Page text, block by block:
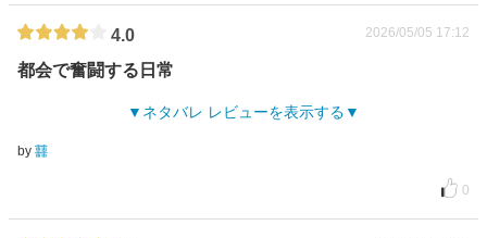
4.0 2026/05/05 17:12
都会で奮闘する日常
ネタバレ レビューを表示する
by 䨻
0